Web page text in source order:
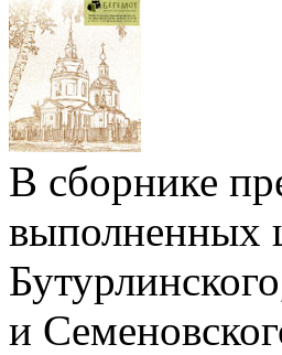
В сборнике
выполненных
и